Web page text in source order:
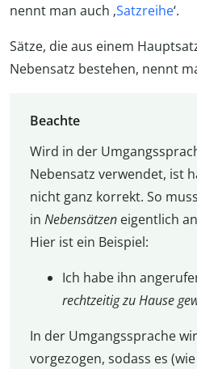
nennt man auch ‚Satzreihe‘.
Sätze, die aus einem
Nebensatz bestehen, nennt
Beachte
Wird in der
Nebensatz verwendet, ist
nicht ganz korrekt. So
in Nebensätzeneigentlich
Hier ist ein Beispiel:
Ich habe ihn
rechtzeitig zu Hause
In der Umgangssprache
vorgezogen, sodass es